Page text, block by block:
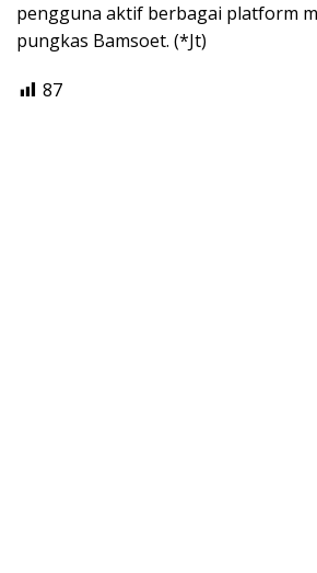
pengguna aktif berbagai platform
pungkas Bamsoet. (*Jt)
87